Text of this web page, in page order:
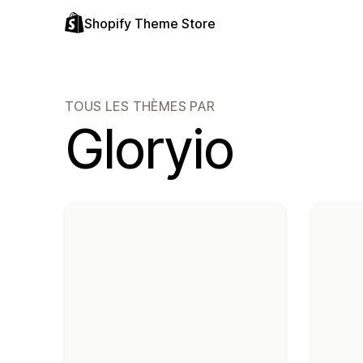
Shopify Theme Store
TOUS LES THÈMES PAR
Gloryio